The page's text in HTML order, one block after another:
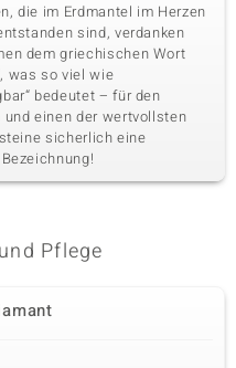
die im Erdmantel im Herzen
sind, verdanken
dem griechischen Wort
was so viel wie
bedeutet – für den
und einen der wertvollsten
sicherlich eine
Pflege